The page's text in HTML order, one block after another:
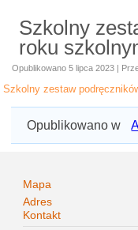
Szkolny
roku
Opublikowano 5 lipca 2023 |
Szkolny zestaw
Opublikowano w
Mapa
Adres
Kontakt